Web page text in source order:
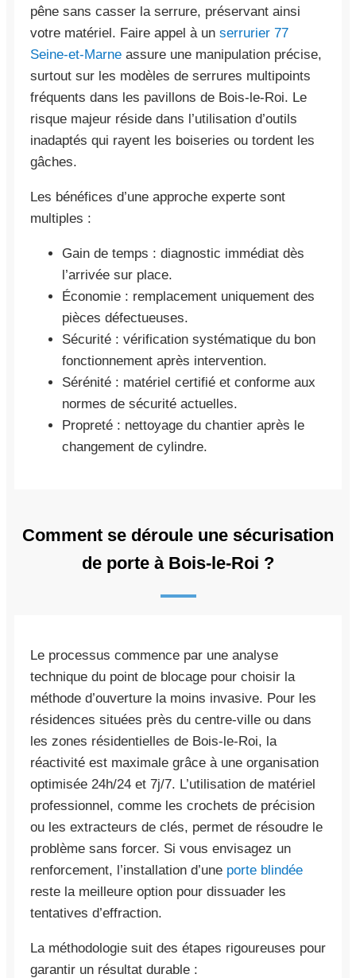
pêne sans casser la serrure, préservant ainsi
votre matériel. Faire appel à un serrurier 77
Seine-et-Marne assure une manipulation précise,
surtout sur les modèles de serrures multipoints
fréquents dans les pavillons de Bois-le-Roi. Le
risque majeur réside dans l’utilisation d’outils
inadaptés qui rayent les boiseries ou tordent les
gâches.
Les bénéfices d’une approche experte sont
multiples :
Gain de temps : diagnostic immédiat dès
l’arrivée sur place.
Économie : remplacement uniquement des
pièces défectueuses.
Sécurité : vérification systématique du bon
fonctionnement après intervention.
Sérénité : matériel certifié et conforme aux
normes de sécurité actuelles.
Propreté : nettoyage du chantier après le
changement de cylindre.
Comment se déroule une sécurisation
de porte à Bois-le-Roi ?
Le processus commence par une analyse
technique du point de blocage pour choisir la
méthode d’ouverture la moins invasive. Pour les
résidences situées près du centre-ville ou dans
les zones résidentielles de Bois-le-Roi, la
réactivité est maximale grâce à une organisation
optimisée 24h/24 et 7j/7. L’utilisation de matériel
professionnel, comme les crochets de précision
ou les extracteurs de clés, permet de résoudre le
problème sans forcer. Si vous envisagez un
renforcement, l’installation d’une porte blindée
reste la meilleure option pour dissuader les
tentatives d’effraction.
La méthodologie suit des étapes rigoureuses pour
garantir un résultat durable :